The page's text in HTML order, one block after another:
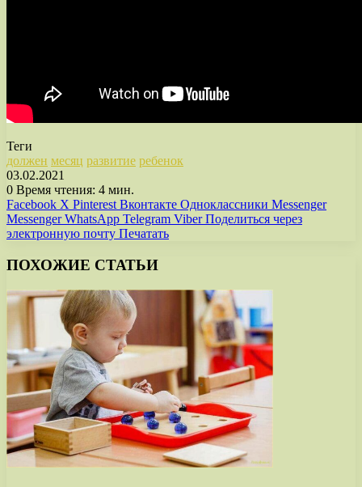
Теги
должен месяц развитие ребенок
03.02.2021
0 Время чтения: 4 мин.
Facebook X Pinterest Вконтакте Одноклассники Messenger
Messenger WhatsApp Telegram Viber Поделиться через
электронную почту Печатать
ПОХОЖИЕ СТАТЬИ